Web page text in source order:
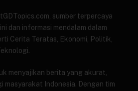
sumber terpercaya
dan informasi mendalam dalam
Cerita Teratas, Ekonomi, Politik,
menyajikan berita yang akurat,
masyarakat Indonesia. Dengan tim